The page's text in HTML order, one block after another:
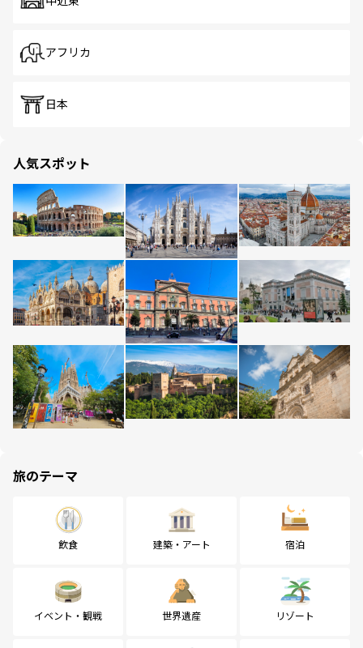
アフリカ
日本
人気スポット
旅のテーマ
飲食 建築・アート 宿泊
イベント・観戦 世界遺産 リゾート